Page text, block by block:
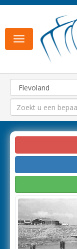
Toggle
navigation